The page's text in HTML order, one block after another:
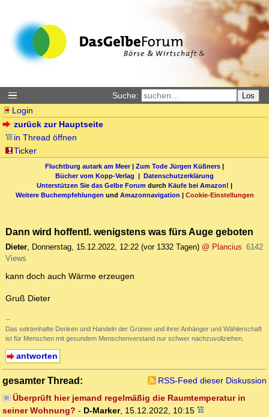
Suche: Los
Login
zurück zur Hauptseite
in Thread öffnen
Ticker
Fluchtburg autark am Meer| Zum Tode Jürgen Küßners |
Bücher vom Kopp-Verlag | Datenschutzerklärung
Unterstützen Sie das Gelbe Forum durch Käufe bei Amazon! |
Weitere Buchempfehlungen und Amazonnavigation | Cookie-Einstellungen
Dann wird hoffentl. wenigstens was fürs Auge geboten
Dieter, Donnerstag, 15.12.2022, 12:22 (vor 1332 Tagen) @ Plancius 6142
Views
kann doch auch Wärme erzeugen
Gruß Dieter
--
Das sektenhafte Denken und Handeln der Grünen und ihrer Anhänger und Wählerschaft
ist für Menschen mit gesundem Menschenverstand nur schwer nachzuvollziehen.
antworten
gesamter Thread:
RSS-Feed dieser Diskussion
Überprüft hier jemand regelmäßig die Raumtemperatur in
seiner Wohnung? - D-Marker, 15.12.2022, 10:15